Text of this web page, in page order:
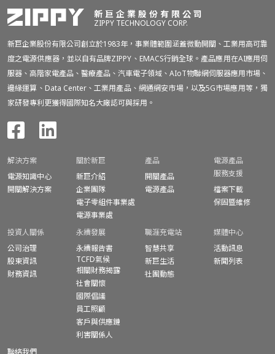
新巨企業股份有限公司
ZIPPY TECHNOLOGY CORP.
新巨企業股份有限公司創立於1983年，事業體範圍涵蓋微動開關、工業用高可靠
度之電源供應器，並以自有品牌ZIPPY、EMACS行銷全球。產品應用在AI應用伺
服器、高階家電產品、醫療產品、汽車電子領域、AIoT物聯網伺服器應用市場、
邊緣運算、Data Center、工業用產品、網通網安市場，以及5G市場應用等，獨
家研發專利更獲得國際知名大廠認可與採用。
解決方案
電源知識中心
開關解決方案
關於新巨
新巨介紹
企業團隊
電子零組件事業處
電源事業處
產品
開關產品
電源產品
電源產品
服務支援
檔案下載
保固暨維修
投資人關係
公司治理
股東資訊
財務資訊
永續發展
永續報告書
TCFD氣候
相關財務揭露
社會關懷
國際倡議
員工照顧
客戶與供應鏈
利害關係人
職涯充電站
智慧共享
新巨生活
社團動態
媒體中心
活動訊息
新聞列表
聯絡我們